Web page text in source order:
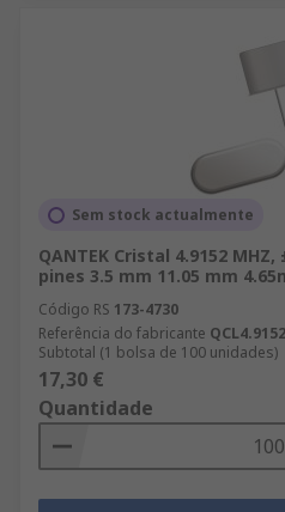
Sem stock actualmente
QANTEK Cristal 4.9152 MHZ,
pines 3.5 mm 11.05 mm
Código RS 173-4730
Referência do fabricante
Subtotal (1 bolsa de 100 unidades)
17,30 €
Quantidade